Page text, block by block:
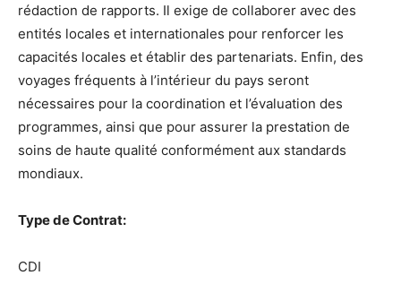
rédaction de rapports. Il exige de collaborer avec des
entités locales et internationales pour renforcer les
capacités locales et établir des partenariats. Enfin, des
voyages fréquents à l’intérieur du pays seront
nécessaires pour la coordination et l’évaluation des
programmes, ainsi que pour assurer la prestation de
soins de haute qualité conformément aux standards
mondiaux.
Type de Contrat:
CDI